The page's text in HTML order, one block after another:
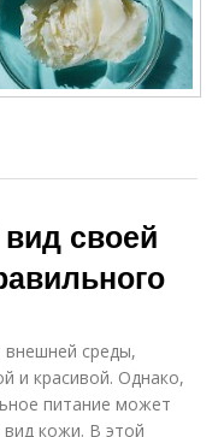
своей
среды,
и красивой. Однако,
питание может
кожи. В этой